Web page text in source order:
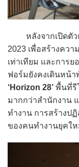
หลังจากเปิดตัว
2023 เพื่อสร้างคว
เท่าเทียม และการ
ฟอร์มยังคงเดินหน้
‘Horizon 28’ พื้นที่รี
มากกว่าสำนักงาน
ทำงาน การสร้างป
ของคนทำงานยุคใ